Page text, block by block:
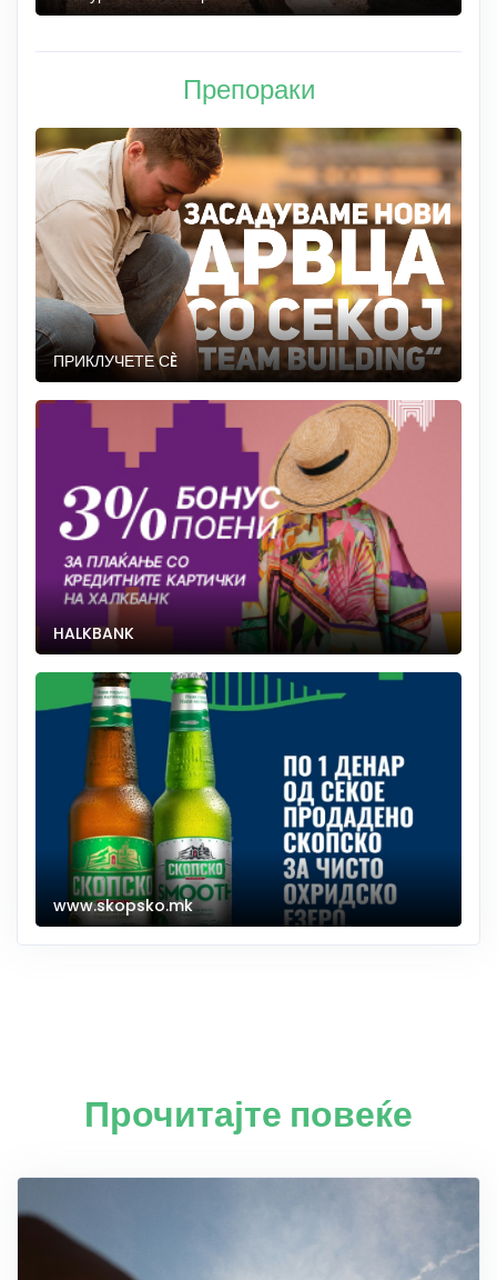
Препораки
ПРИКЛУЧЕТЕ СÈ
HALKBANK
www.skopsko.mk
Прочитајте повеќе